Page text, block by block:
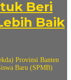
Beri
Baik
Provinsi Banten
Baru (SPMB)